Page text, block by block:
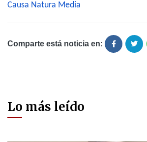
Causa Natura Media
Comparte está noticia en:
Lo más leído